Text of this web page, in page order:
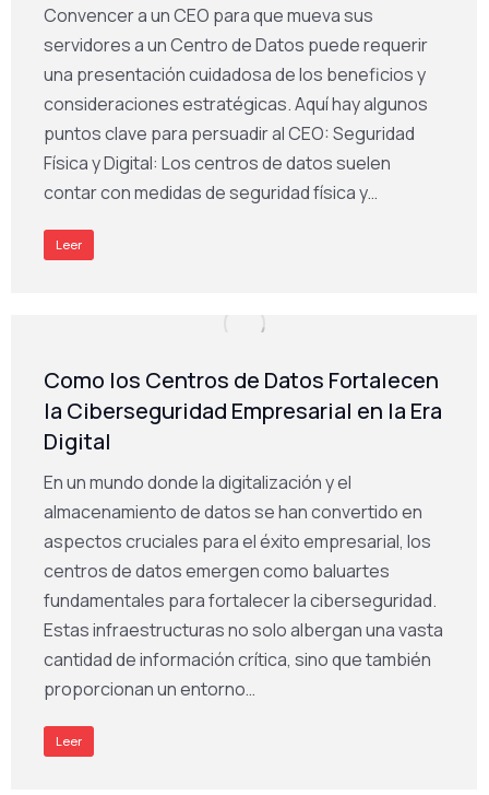
Convencer a un CEO para que mueva sus
servidores a un Centro de Datos puede requerir
una presentación cuidadosa de los beneficios y
consideraciones estratégicas. Aquí hay algunos
puntos clave para persuadir al CEO: Seguridad
Física y Digital: Los centros de datos suelen
contar con medidas de seguridad física y…
Leer
Como los Centros de Datos Fortalecen
la Ciberseguridad Empresarial en la Era
Digital
En un mundo donde la digitalización y el
almacenamiento de datos se han convertido en
aspectos cruciales para el éxito empresarial, los
centros de datos emergen como baluartes
fundamentales para fortalecer la ciberseguridad.
Estas infraestructuras no solo albergan una vasta
cantidad de información crítica, sino que también
proporcionan un entorno…
Leer